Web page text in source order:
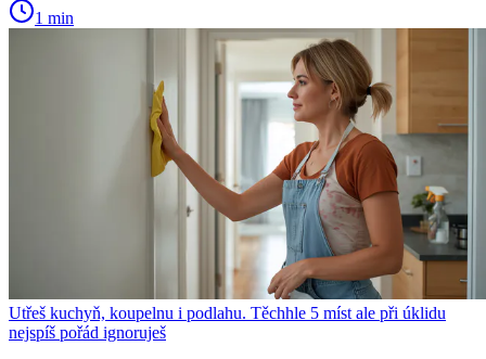
1 min
Utřeš kuchyň, koupelnu i podlahu. Těchhle 5 míst ale při úklidu
nejspíš pořád ignoruješ